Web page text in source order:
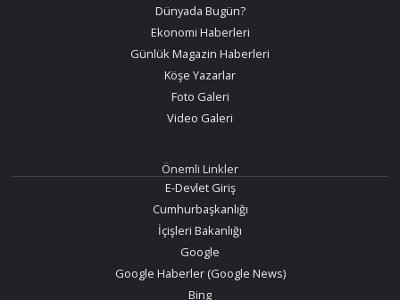
Dünyada Bugün?
Ekonomi Haberleri
Günlük Magazin Haberleri
Köşe Yazarlar
Foto Galeri
Video Galeri
Önemli Linkler
E-Devlet Giriş
Cumhurbaşkanlığı
İçişleri Bakanlığı
Google
Google Haberler (Google News)
Bing